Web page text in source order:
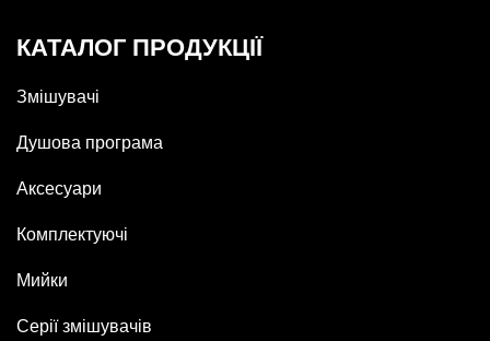
КАТАЛОГ ПРОДУКЦІЇ
Змішувачі
Душова програма
Аксесуари
Комплектуючі
Мийки
Серії змішувачів